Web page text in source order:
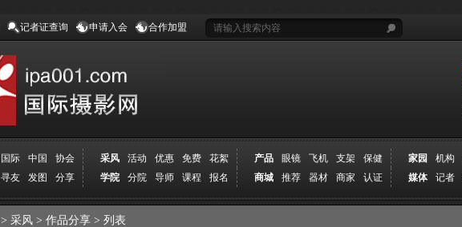
记者证查询 申请入会 合作加盟
国际 中国 协会 采风 活动 优惠 免费 花絮 产品 眼镜 飞机 支架 保健 家园 机构
寻友 发图 分享 学院 分院 导师 课程 报名 商城 推荐 器材 商家 认证 媒体 记者
> 采风 > 作品分享 > 列表